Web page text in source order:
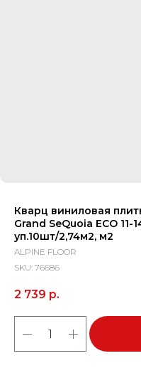
Кварц виниловая
Grand SeQuoia ECO 11-
уп.10шт/2,74м2, м2
ALPINE FLOOR
SKU: 76686
2 739 р.